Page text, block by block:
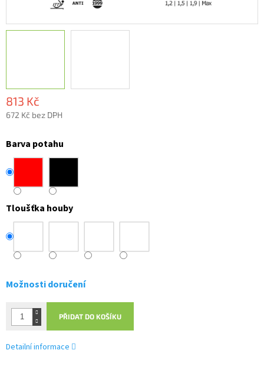
813 Kč
672 Kč bez DPH
cena:
Barva potahu
Tloušťka houby
Možnosti doručení
PŘIDAT DO KOŠÍKU
Detailní informace